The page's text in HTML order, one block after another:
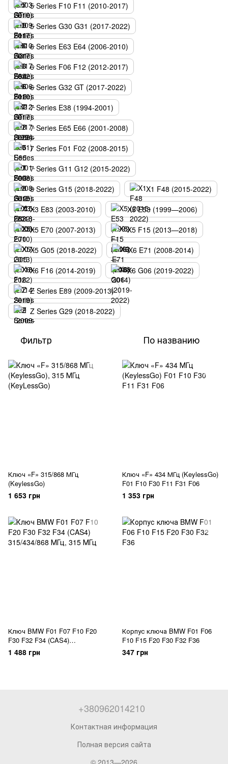
5 Series F10 F11 (2010-2017)
5 Series G30 G31 (2017-2022)
6 Series E63 E64 (2006-2010)
6 Series F06 F12 (2012-2017)
6 Series G32 GT (2017-2022)
7 Series E38 (1994-2001)
7 Series E65 E66 (2001-2008)
7 Series F01 F02 (2008-2015)
7 Series G11 G12 (2015-2022)
8 Series G15 (2018-2022)
X1 F48 (2015-2022)
X3 E83 (2003-2010)
X5 E53 (1999—2006)
X5 E70 (2007-2013)
X5 F15 (2013—2018)
X5 G05 (2018-2022)
X6 E71 (2008-2014)
X6 F16 (2014-2019)
X6 G06 (2019-2022)
Z Series E89 (2009-2013)
Z Series G29 (2018-2022)
Фильтр По названию
Ключ «F» 315/868 МГц
(KeylessGo)
1 653 грн
Ключ «F» 434 МГц (KeylessGo)
F01 F10 F30 F11 F31 F06
1 353 грн
Ключ BMW F01 F07 F10 F20
F30 F32 F34 (CAS4)
315/434/868 МГц
1 488 грн
Корпус ключа BMW F01 F06
F10 F15 F20 F30 F32 F36
347 грн
+380962014210
Контактная информация
Полная версия сайта
© 2013—2026